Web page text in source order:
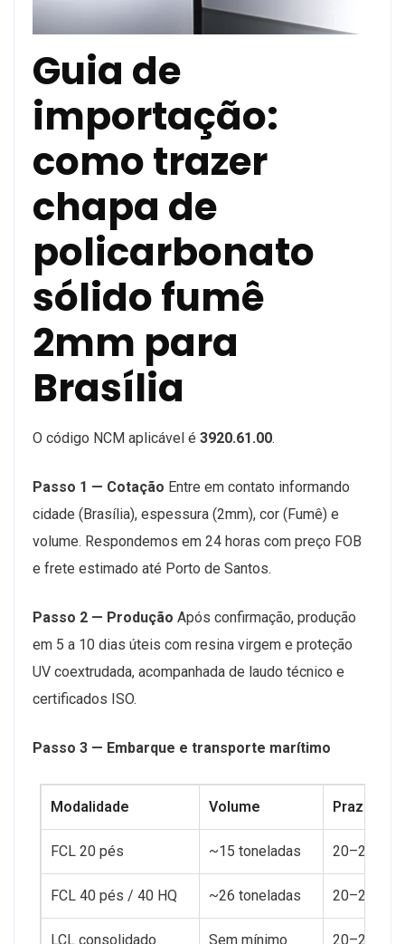
Guia de
importação:
como trazer
chapa de
policarbonato
sólido fumê
2mm para
Brasília
O código NCM aplicável é 3920.61.00.
Passo 1 — Cotação Entre em contato informando
cidade (Brasília), espessura (2mm), cor (Fumê) e
volume. Respondemos em 24 horas com preço FOB
e frete estimado até Porto de Santos.
Passo 2 — Produção Após confirmação, produção
em 5 a 10 dias úteis com resina virgem e proteção
UV coextrudada, acompanhada de laudo técnico e
certificados ISO.
Passo 3 — Embarque e transporte marítimo
Modalidade Volume Prazo até
FCL 20 pés ~15 toneladas 20–24 dias
FCL 40 pés / 40 HQ ~26 toneladas 20–24 dias
LCL consolidado Sem mínimo 20–24 +5